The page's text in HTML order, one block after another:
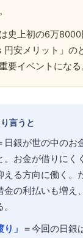
史上初の6万
円安メリット」の
要イベントになる
言うと
日銀が世の中のお
。お金が借りにく
える方向に働く。
金の利払いも増え
り」
＝今回の日銀